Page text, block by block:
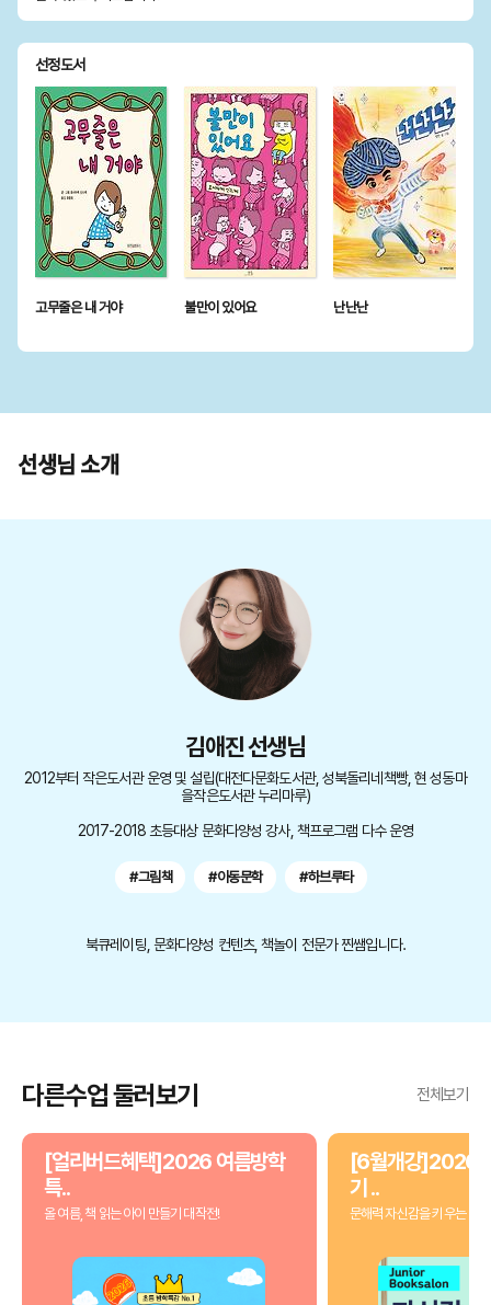
선정도서
고무줄은 내 거야 불만이 있어요 난난난
선생님 소개
김애진 선생님
2012부터 작은도서관 운영 및 설립(대전다문화도서관, 성북돌리네책빵, 현 성동마
을작은도서관 누리마루)
2017-2018 초등대상 문화다양성 강사, 책프로그램 다수 운영
#그림책 #아동문학 #하브루타
북큐레이팅, 문화다양성 컨텐츠, 책놀이 전문가 찐쌤입니다.
다른수업 둘러보기 전체보기
[얼리버드혜택]2026 여름방학
특..
올 여름, 책 읽는 아이 만들기 대작전!
[6월개강]2026
기 ..
문해력 자신감을 키우는 3개